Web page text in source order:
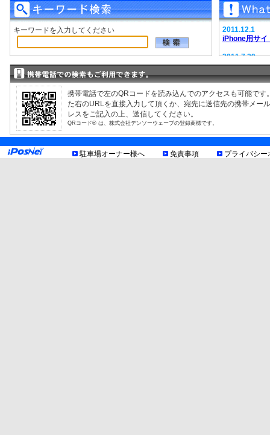
キーワードを入力してください
2011.12.1
iPhone用サイ
2011.7.29
EV充電器情
2008.9.12
駐車場検索サ
携帯電話で左のQRコードを読み込んでのアクセスも可能です
た右のURLを直接入力して頂くか、宛先に送信先の携帯メー
レスをご記入の上、送信してください。
QRコード® は、株式会社デンソーウェーブの登録商標です。
駐車場オーナー様へ 免責事項 プライバシー